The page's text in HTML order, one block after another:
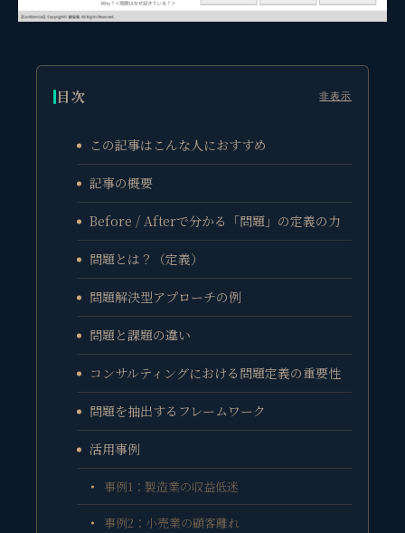
目次 非表示
この記事はこんな人におすすめ
記事の概要
Before / Afterで分かる「問題」の定義の力
問題とは？（定義）
問題解決型アプローチの例
問題と課題の違い
コンサルティングにおける問題定義の重要性
問題を抽出するフレームワーク
活用事例
事例1：製造業の収益低迷
事例2：小売業の顧客離れ